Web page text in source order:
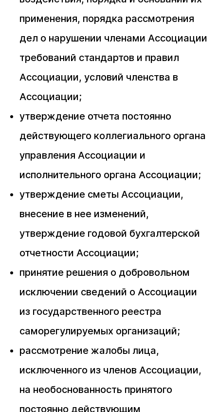
применения, порядка рассмотрения
дел о нарушении членами Ассоциации
требований стандартов и правил
Ассоциации, условий членства в
Ассоциации;
утверждение отчета постоянно
действующего коллегиального органа
управления Ассоциации и
исполнительного органа Ассоциации;
утверждение сметы Ассоциации,
внесение в нее изменений,
утверждение годовой бухгалтерской
отчетности Ассоциации;
принятие решения о добровольном
исключении сведений о Ассоциации
из государственного реестра
саморегулируемых организаций;
рассмотрение жалобы лица,
исключенного из членов Ассоциации,
на необоснованность принятого
постоянно действующим